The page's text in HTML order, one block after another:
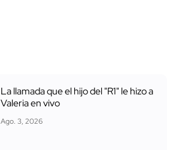
La llamada que el hijo del "R1" le hizo a
Valeria en vivo
Ago. 3, 2026